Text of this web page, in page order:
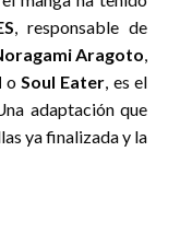
, responsable de
Aragoto,
oSoul Eater, es el
adaptación que
ya finalizada y la